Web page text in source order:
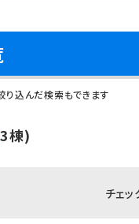
り込んだ検索もできます
棟)
チェ